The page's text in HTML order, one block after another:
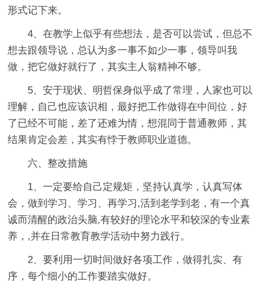
形式记下来。
4、在教学上似乎有些想法，是否可以尝试，但总不
想去跟领导说，总认为多一事不如少一事，领导叫我
做，把它做好就行了，其实主人翁精神不够。
5、安于现状、明哲保身似乎成了常理，人家也可以
理解，自己也应该识相，最好把工作做得在中间位，好
了已经不可能，差了还难为情，想混同于普通教师，其
结果肯定会差，其实有悖于教师职业道德。
六、整改措施
1、一定要给自己定规矩，坚持认真学，认真写体
会，做到学习、学习、再学习,活到老学到老，有一个真
诚而清醒的政治头脑,有较好的理论水平和较深的专业素
养，,并在日常教育教学活动中努力践行。
2、要利用一切时间做好各项工作，做得扎实、有
序，每个细小的工作要踏实做好。